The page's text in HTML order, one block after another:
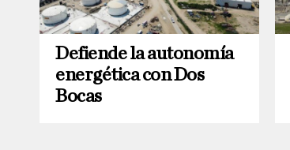
Defiende la autonomía
energética con Dos
Bocas